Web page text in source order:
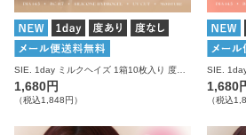
1,680円
（税込1,848円）
1,680
（税込